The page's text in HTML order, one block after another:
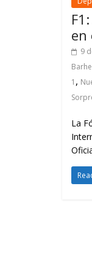
en
9
1 ,
La